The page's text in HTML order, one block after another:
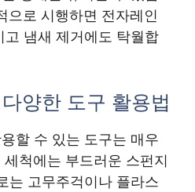
으로 시행하면 전자레인
냄새 제거에도 탁월합
양한 도구 활용법
할 수 있는 도구는 매우
척에는 부드러운 스펀지
는 고무주걱이나 플라스